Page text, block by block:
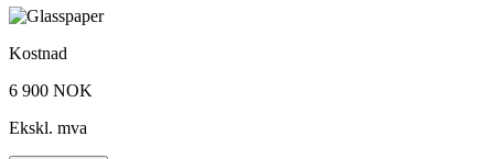
Kostnad
6 900 NOK
Ekskl. mva